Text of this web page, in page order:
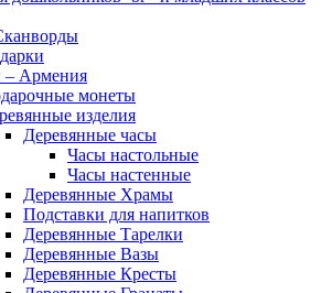
– Армения
монеты
изделия
Деревянные часы
Часы настольные
Часы настенные
Деревянные Храмы
Подставки для напитков
Деревянные Тарелки
Деревянные Вазы
Деревянные Кресты